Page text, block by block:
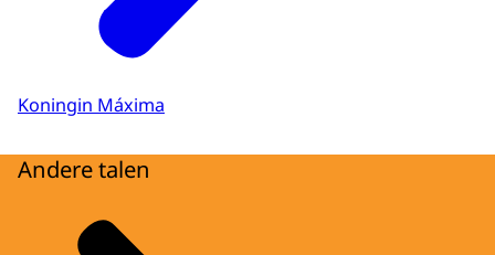
Koningin Máxima
Andere talen